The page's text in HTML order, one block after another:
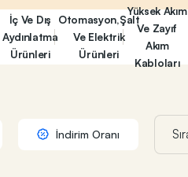
İç Ve Dış
Aydınlatma
Ürünleri
Otomasyon,Şalt
Ve Elektrik
Ürünleri
Yüksek Akım
Ve Zayıf
Akım
Kabloları
İndirim Oranı